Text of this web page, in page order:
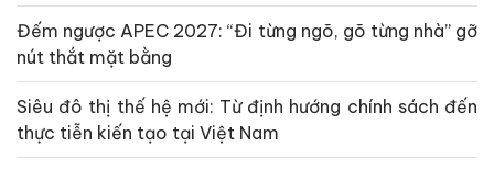
Đếm ngược APEC 2027: “Đi từng ngõ, gõ từng nhà” gỡ
nút thắt mặt bằng
Siêu đô thị thế hệ mới: Từ định hướng chính sách đến
thực tiễn kiến tạo tại Việt Nam